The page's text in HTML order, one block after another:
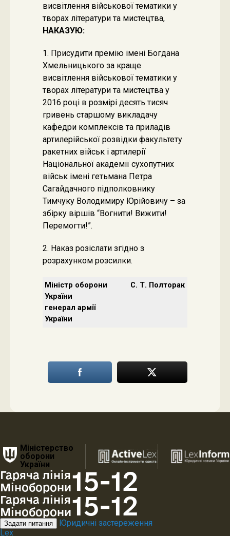
висвітлення військової тематики у
творах літератури та мистецтва,
НАКАЗУЮ:
1. Присудити премію імені Богдана
Хмельницького за краще
висвітлення військової тематики у
творах літератури та мистецтва у
2016 році в розмірі десять тисяч
гривень старшому викладачу
кафедри комплексів та приладів
артилерійської розвідки факультету
ракетних військ і артилерії
Національної академії сухопутних
військ імені гетьмана Петра
Сагайдачного підполковнику
Тимчуку Володимиру Юрійовичу – за
збірку віршів “Вогнити! Вижити!
Перемогти!”.
2. Наказ розіслати згідно з
розрахунком розсилки.
Міністр оборони
України
генерал армії
України
С. Т. Полторак
Міністерство
оборони
України
Гаряча лінія
Міноборони15-12
Гаряча лінія
Міноборони15-12
Задати питання
Юридичні застереження
Lex